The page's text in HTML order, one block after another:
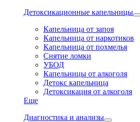
Детоксикационные капельницы
Капельница от запоя
Капельница от наркотиков
Капельница от похмелья
Снятие ломки
УБОД
Капельницы от алкоголя
Детокс капельница
Детоксикация от алкоголя
Еще
Диагностика и анализы